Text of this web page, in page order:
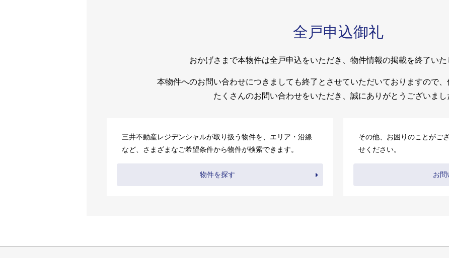
全戸申込御礼
おかげさまで本物件は全戸申込をいただき、物件情報の掲載を終了いた
本物件へのお問い合わせにつきましても終了とさせていただいておりますので、
たくさんのお問い合わせをいただき、誠にありがとうございまし
三井不動産レジデンシャルが取り扱う物件を、エリア・沿線
など、さまざまなご希望条件から物件が検索できます。
物件を探す
その他、お困りのことがご
せください。
お問